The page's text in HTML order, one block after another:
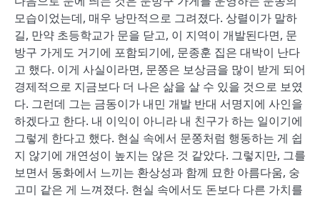
모습이었는데, 매우 낭만적으로 그려졌다. 상렬이가 말하
길, 만약 초등학교가 문을 닫고, 이 지역이 개발된다면, 문
방구 가게도 거기에 포함되기에, 문종훈 집은 대박이 난다
고 했다. 이게 사실이라면, 문쫑은 보상금을 많이 받게 되어
경제적으로 지금보다 더 나은 삶을 살 수 있을 것으로 보였
다. 그런데 그는 금동이가 내민 개발 반대 서명지에 사인을
하겠다고 한다. 내 이익이 아니라 내 친구가 하는 일이기에
그렇게 한다고 했다. 현실 속에서 문쫑처럼 행동하는 게 쉽
지 않기에 개연성이 높지는 않은 것 같았다. 그렇지만, 그를
보면서 동화에서 느끼는 환상성과 함께 묘한 아름다움, 숭
고미 같은 게 느껴졌다. 현실 속에서도 돈보다 다른 가치를